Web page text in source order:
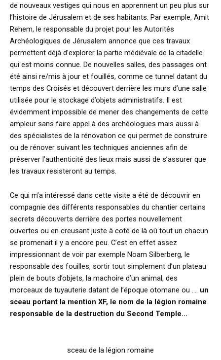
de nouveaux vestiges qui nous en apprennent un peu plus sur
l’histoire de Jérusalem et de ses habitants. Par exemple, Amit
Rehem, le responsable du projet pour les Autorités
Archéologiques de Jérusalem annonce que ces travaux
permettent déjà d’explorer la partie médiévale de la citadelle
qui est moins connue. De nouvelles salles, des passages ont
été ainsi re/mis à jour et fouillés, comme ce tunnel datant du
temps des Croisés et découvert derrière les murs d’une salle
utilisée pour le stockage d’objets administratifs. Il est
évidemment impossible de mener des changements de cette
ampleur sans faire appel à des archéologues mais aussi à
des spécialistes de la rénovation ce qui permet de construire
ou de rénover suivant les techniques anciennes afin de
préserver l’authenticité des lieux mais aussi de s’assurer que
les travaux resisteront au temps.
Ce qui m’a intéressé dans cette visite a été de découvrir en
compagnie des différents responsables du chantier certains
secrets découverts derrière des portes nouvellement
ouvertes ou en creusant juste à coté de là où tout un chacun
se promenait il y a encore peu. C’est en effet assez
impressionnant de voir par exemple Noam Silberberg, le
responsable des fouilles, sortir tout simplement d’un plateau
plein de bouts d’objets, la machoire d’un animal, des
morceaux de tuyauterie datant de l’époque otomane ou …. un
sceau portant la mention XF, le nom de la légion romaine
responsable de la destruction du Second Temple…
sceau de la légion romaine